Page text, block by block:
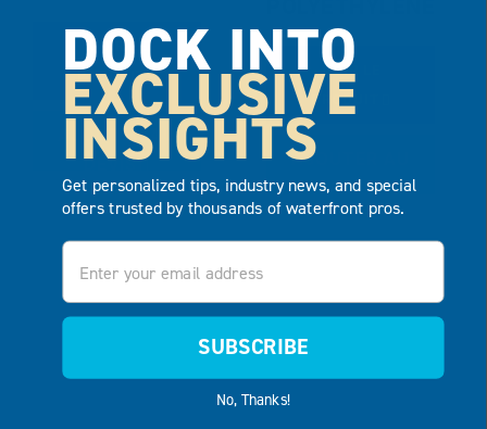
VOIR LE
PRODUIT
AJOUTER AU
DEVIS
VOIR LE
PRODUIT
AJOUTER AU
DEVIS
DOCK INTO
EXCLUSIVE
INSIGHTS
Get personalized tips, industry news, and special
offers trusted by thousands of waterfront pros.
Email
SUBSCRIBE
No, Thanks!